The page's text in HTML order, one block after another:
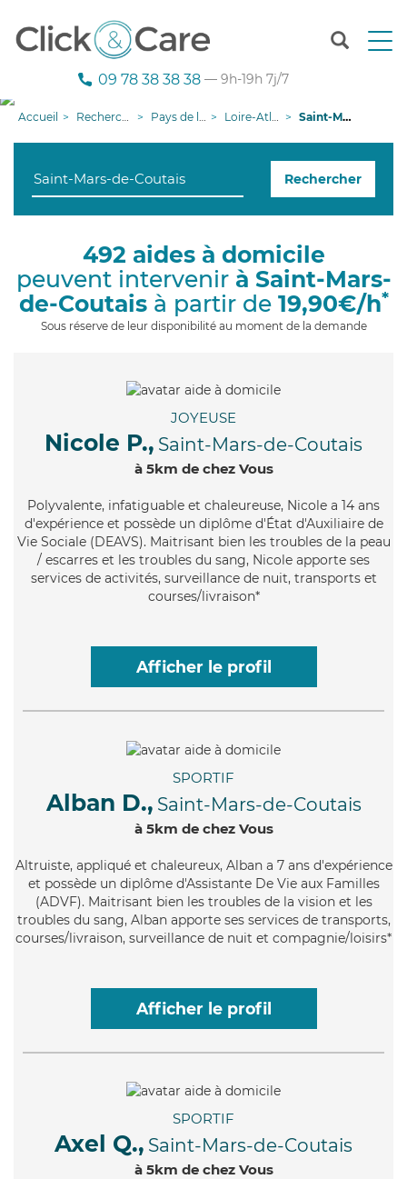
T
n
g
i
o
n
09 78 38 38 38 — 9h-19h 7j/7
Accueil Recherche aide à domicile Pays de la Loire Loire-Atlantique Saint-Mars-de-Coutais
Rechercher
492 aides à domicile
peuvent intervenir à Saint-Mars-
de-Coutaisà partir de 19,90€/h*
Sous réserve de leur disponibilité au moment de la demande
JOYEUSE
Nicole P., Saint-Mars-de-Coutais
à 5km de chez Vous
Polyvalente, infatiguable et chaleureuse, Nicole a 14 ans
d'expérience et possède un diplôme d'État d'Auxiliaire de
Vie Sociale (DEAVS). Maitrisant bien les troubles de la peau
/ escarres et les troubles du sang, Nicole apporte ses
services de activités, surveillance de nuit, transports et
courses/livraison*
Afficher le profil
SPORTIF
Alban D., Saint-Mars-de-Coutais
à 5km de chez Vous
Altruiste, appliqué et chaleureux, Alban a 7 ans d'expérience
et possède un diplôme d'Assistante De Vie aux Familles
(ADVF). Maitrisant bien les troubles de la vision et les
troubles du sang, Alban apporte ses services de transports,
courses/livraison, surveillance de nuit et compagnie/loisirs*
Afficher le profil
SPORTIF
Axel Q., Saint-Mars-de-Coutais
à 5km de chez Vous